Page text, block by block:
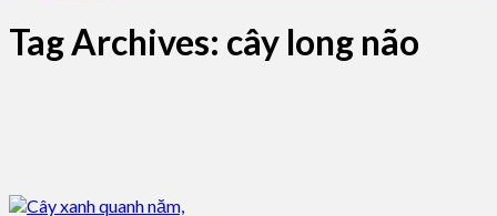
Tag Archives: cây long não